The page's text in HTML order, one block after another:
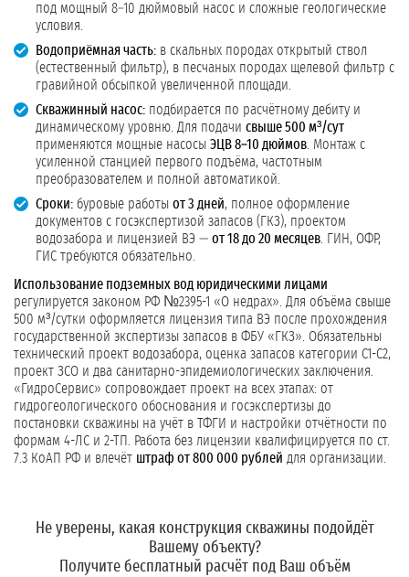
под мощный 8–10 дюймовый насос и сложные геологические
условия.
Водоприёмная часть: в скальных породах открытый ствол
(естественный фильтр), в песчаных породах щелевой фильтр с
гравийной обсыпкой увеличенной площади.
Скважинный насос: подбирается по расчётному дебиту и
динамическому уровню. Для подачи свыше 500 м³/сут
применяются мощные насосы ЭЦВ 8–10 дюймов . Монтаж с
усиленной станцией первого подъёма, частотным
преобразователем и полной автоматикой.
Сроки: буровые работы от 3 дней, полное оформление
документов с госэкспертизой запасов (ГКЗ), проектом
водозабора и лицензией ВЭ — от 18 до 20 месяцев . ГИН, ОФР,
ГИС требуются обязательно.
Использование подземных вод юридическими лицами
регулируется законом РФ №2395-1 «О недрах». Для объёма свыше
500 м³/сутки оформляется лицензия типа ВЭ после прохождения
государственной экспертизы запасов в ФБУ «ГКЗ». Обязательны
технический проект водозабора, оценка запасов категории С1-С2,
проект ЗСО и два санитарно-эпидемиологических заключения.
«ГидроСервис» сопровождает проект на всех этапах: от
гидрогеологического обоснования и госэкспертизы до
постановки скважины на учёт в ТФГИ и настройки отчётности по
формам 4-ЛС и 2-ТП. Работа без лицензии квалифицируется по ст.
7.3 КоАП РФ и влечёт штраф от 800 000 рублей для организации.
Не уверены, какая конструкция скважины подойдёт
Вашему объекту?
Получите бесплатный расчётпод Ваш объём